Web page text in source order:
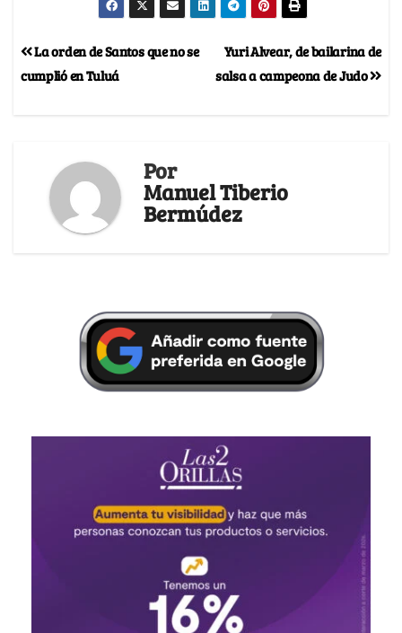
Yuri Alvear, de bailarina de
salsa a campeona de Judo
La orden de Santos que no se
cumplió en Tuluá
Por
Manuel Tiberio
Bermúdez